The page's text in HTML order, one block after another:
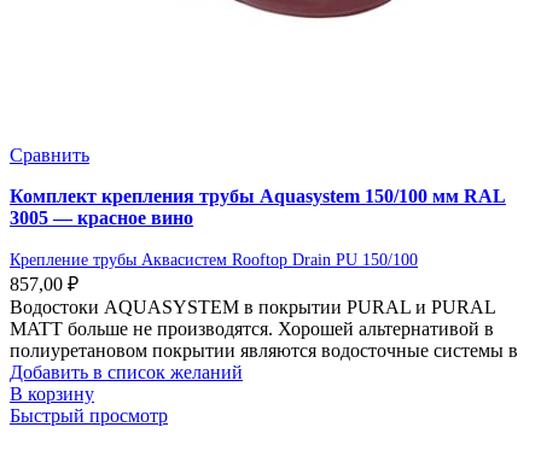
Сравнить
Комплект крепления трубы Aquasystem 150/100 мм RAL
3005 — красное вино
Крепление трубы Аквасистем Rooftop Drain PU 150/100
857,00 ₽
Водостоки AQUASYSTEM в покрытии PURAL и PURAL
MATT больше не производятся. Хорошей альтернативой в
полиуретановом покрытии являются водосточные системы в
Добавить в список желаний
В корзину
Быстрый просмотр